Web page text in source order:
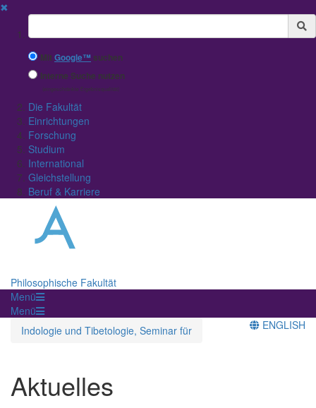
✖
Suchbegriff
MitGoogle™ suchen
Interne Suche nutzen
(eingeschränkte Ergebnisqualität)
Die Fakultät
Einrichtungen
Forschung
Studium
International
Gleichstellung
Beruf & Karriere
Philosophische Fakultät
Menü
Menü
Indologie und Tibetologie, Seminar für
ENGLISH
Aktuelles